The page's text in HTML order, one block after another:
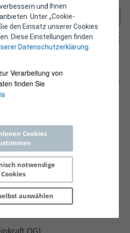
und Ihnen
Unter „Cookie-
den Einsatz unserer Cookies
Diese Einstellungen finden
Datenschutzerklärung
Verarbeitung von
finden Sie
Cookies
notwendige
Cookies
auswählen
Prozesse Transport